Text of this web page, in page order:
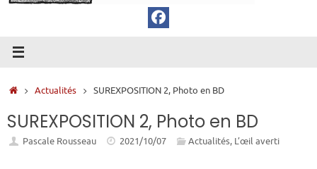
Accueil
Actualités SUREXPOSITION 2, Photo en BD
SUREXPOSITION 2, Photo en BD
Pascale Rousseau 2021/10/07 Actualités, L’œil averti